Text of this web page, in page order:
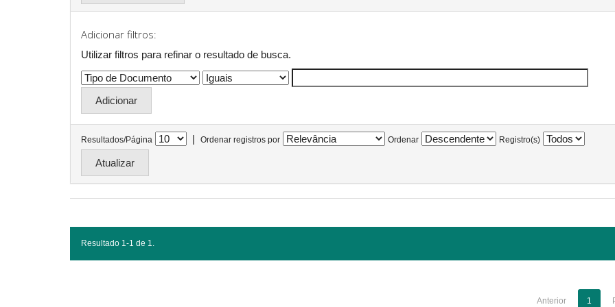
Adicionar filtros:
Utilizar filtros para refinar o resultado de busca.
Resultados/Página | Ordenar registros por Ordenar Registro(s)
Resultado 1-1 de 1.
Anterior 1